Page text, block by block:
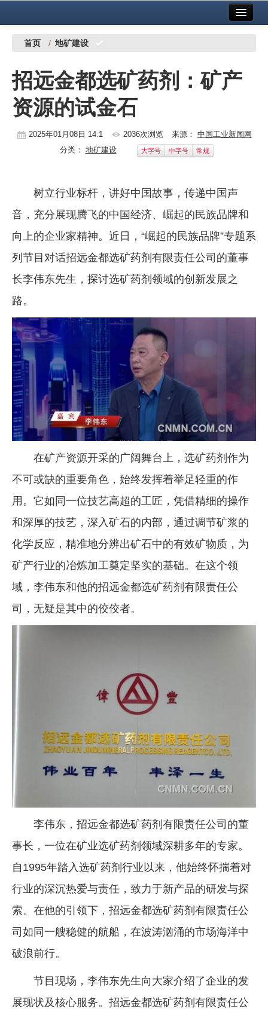
中国有色金属报社主办 广告服务
铜镍铅锌
铝
稀有稀土
镁钛
地矿 建设
党建工作
企业文化
《资源再生》杂志
行情报价
数字报
首页 / 地矿建设
招远金都选矿药剂：矿产
资源的试金石
2025年01月08日 14:1 2036次浏览 来源： 中国工业新闻网
分类： 地矿建设 大字号 中字号 常规
树立行业标杆，讲好中国故事，传递中国声
音，充分展现腾飞的中国经济、崛起的民族品牌和
向上的企业家精神。近日，“崛起的民族品牌”专题系
列节目对话招远金都选矿药剂有限责任公司的董事
长李伟东先生，探讨选矿药剂领域的创新发展之
路。
在矿产资源开采的广阔舞台上，选矿药剂作为
不可或缺的重要角色，始终发挥着举足轻重的作
用。它如同一位技艺高超的工匠，凭借精细的操作
和深厚的技艺，深入矿石的内部，通过调节矿浆的
化学反应，精准地分辨出矿石中的有效矿物质，为
矿产行业的冶炼加工奠定坚实的基础。在这个领
域，李伟东和他的招远金都选矿药剂有限责任公
司，无疑是其中的佼佼者。
李伟东，招远金都选矿药剂有限责任公司的董
事长，一位在矿业选矿药剂领域深耕多年的专家。
自1995年踏入选矿药剂行业以来，他始终怀揣着对
行业的深沉热爱与责任，致力于新产品的研发与探
索。在他的引领下，招远金都选矿药剂有限责任公
司如同一艘稳健的航船，在波涛汹涌的市场海洋中
破浪前行。
节目现场，李伟东先生向大家介绍了企业的发
展现状及核心服务。招远金都选矿药剂有限责任公